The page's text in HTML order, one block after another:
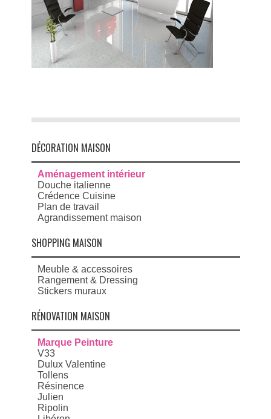
DÉCORATION MAISON
Aménagement intérieur
Douche italienne
Crédence Cuisine
Plan de travail
Agrandissement maison
SHOPPING MAISON
Meuble & accessoires
Rangement & Dressing
Stickers muraux
RÉNOVATION MAISON
Marque Peinture
V33
Dulux Valentine
Tollens
Résinence
Julien
Ripolin